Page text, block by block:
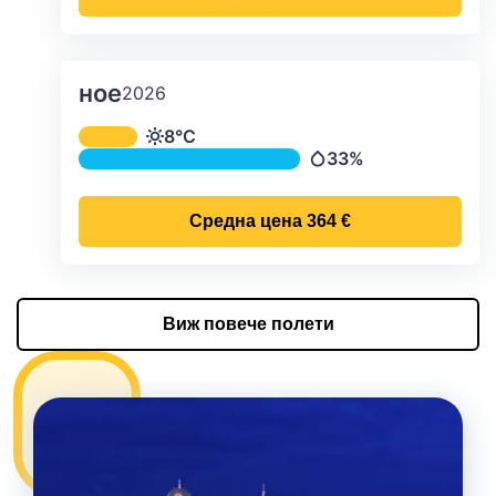
ное2026
Средна месечна температура и
Температура
8°C
Валежи
33%
Средна цена 364 €
Виж повече полети